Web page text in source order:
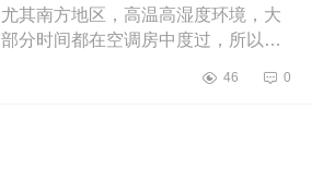
尤其南方地区，高温高湿度环境，大
部分时间都在空调房中度过，所以长
小编为大家介绍下海尔劲爽质量很差
46 0